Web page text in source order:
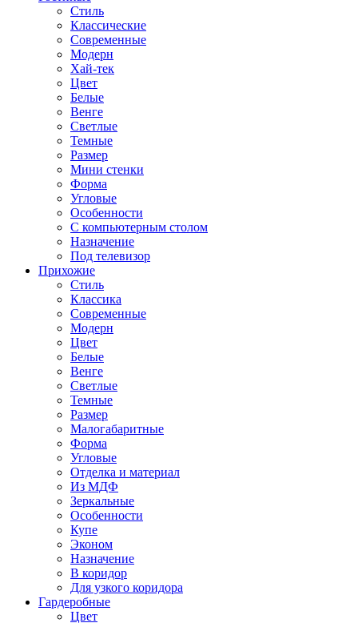
Стиль
Классические
Современные
Модерн
Хай-тек
Цвет
Белые
Венге
Светлые
Темные
Размер
Мини стенки
Форма
Угловые
Особенности
С компьютерным столом
Назначение
Под телевизор
Прихожие
Стиль
Классика
Современные
Модерн
Цвет
Белые
Венге
Светлые
Темные
Размер
Малогабаритные
Форма
Угловые
Отделка и материал
Из МДФ
Зеркальные
Особенности
Купе
Эконом
Назначение
В коридор
Для узкого коридора
Гардеробные
Цвет